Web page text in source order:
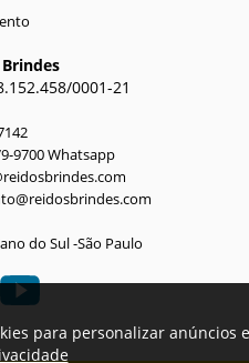
0001-21
9700 Whatsapp
do Sul -São Paulo
para personalizar